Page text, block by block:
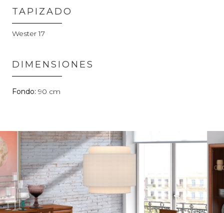
TAPIZADO
Wester 17
DIMENSIONES
90